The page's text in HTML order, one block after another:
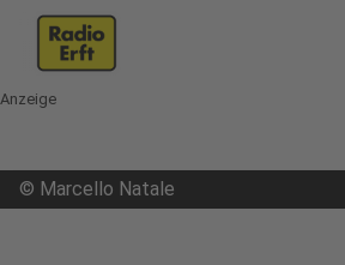
Anzeige
© Marcello Natale